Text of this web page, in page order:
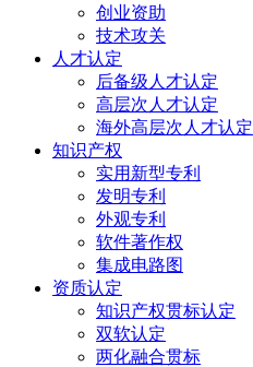
创业资助
技术攻关
人才认定
后备级人才认定
高层次人才认定
海外高层次人才认定
知识产权
实用新型专利
发明专利
外观专利
软件著作权
集成电路图
资质认定
知识产权贯标认定
双软认定
两化融合贯标